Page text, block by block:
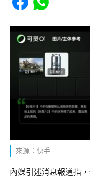
來源：快手
內媒引述消息報道指